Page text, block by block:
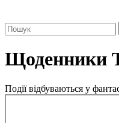
Щоденники
Події відбуваються у